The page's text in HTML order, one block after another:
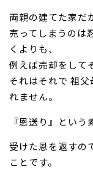
両親の建てた家だ
売ってしまうのは
くよりも、
例えば売却をして
それはそれで 祖
れません。
『恩送り』とい
受けた恩を返すの
ことです。